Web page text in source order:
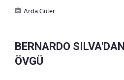
Arda Güler
BERNARDO
ÖVGÜ